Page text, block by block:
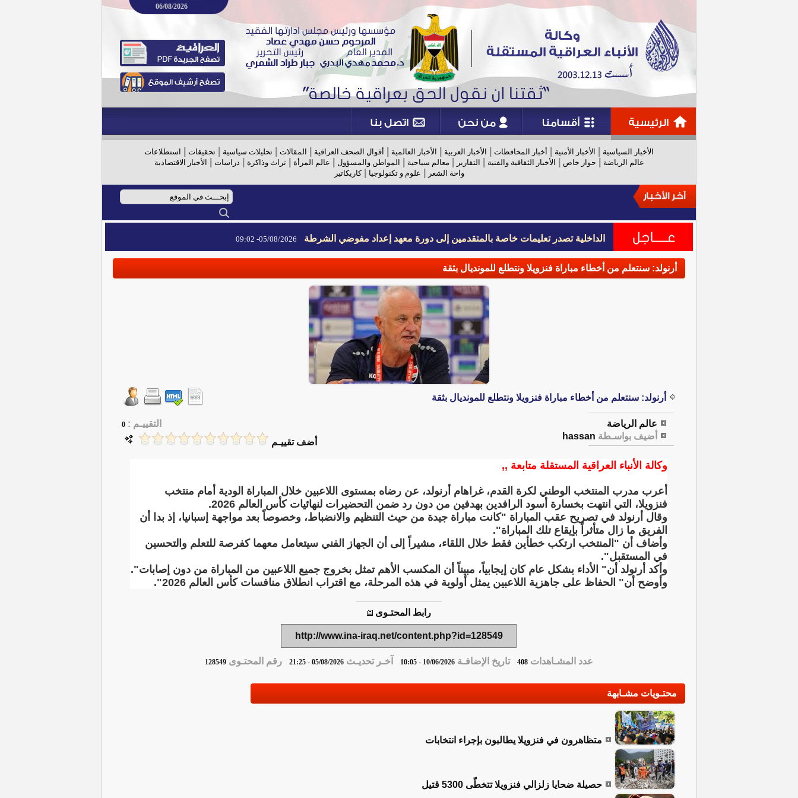
06/08/2026
الأخبار السياسية الأخبار الأمنية أخبار المحافظات الأخبار العربية الأخبار العالمية أقوال الصحف العراقية المقالات تحليلات سياسية تحقيقات
استطلاعات
عالم الرياضة
حوار خاص الأخبار الثقافية والفنية التقارير معالم سياحية المواطن والمسؤول عالم المرأة |تراث وذاكرة دراسات
الأخبار الاقتصادية
واحة الشعر
علوم و تكنولوجيا |كاريكاتير
الداخلية تصدر تعليمات خاصة بالمتقدمين إلى دورة معهد إعداد مفوضي الشرطة 05/08/2026- 09:02
الداخلية تصدر تعليمات خاصة بالمتقدمين إلى دورة معهد إعداد مفوضي الشرطة 05/08/2026- 09:02
أرنولد: سنتعلم من أخطاء مباراة فنزويلا ونتطلع للمونديال بثقة
أرنولد: سنتعلم من أخطاء مباراة فنزويلا ونتطلع للمونديال بثقة
عالم الرياضة التقييـم : 0
أضيف بواسـطة hassan
أضف تقييـم
وكالة الأنباء العراقية المستقلة متابعة ,,
أعرب مدرب المنتخب الوطني لكرة القدم، غراهام أرنولد، عن رضاه بمستوى اللاعبين خلال المباراة الودية أمام منتخب
فنزويلا، التي انتهت بخسارة أسود الرافدين بهدفين من دون رد ضمن التحضيرات لنهائيات كأس العالم 2026.
وقال أرنولد في تصريح عقب المباراة "كانت مباراة جيدة من حيث التنظيم والانضباط، وخصوصاً بعد مواجهة إسبانيا، إذ بدا أن
الفريق ما زال متأثراً بإيقاع تلك المباراة".
وأضاف أن "المنتخب ارتكب خطأين فقط خلال اللقاء، مشيراً إلى أن الجهاز الفني سيتعامل معهما كفرصة للتعلم والتحسين
في المستقبل".
وأكد أرنولد أن" الأداء بشكل عام كان إيجابياً، مبيناً أن المكسب الأهم تمثل بخروج جميع اللاعبين من المباراة من دون إصابات".
وأوضح أن" الحفاظ على جاهزية اللاعبين يمثل أولوية في هذه المرحلة، مع اقتراب انطلاق منافسات كأس العالم 2026".
رابط المحتـوى
http://www.ina-iraq.net/content.php?id=128549
عدد المشـاهدات408 تاريخ الإضافـة10/06/2026 - 10:05 آخـر تحديـث05/08/2026 - 21:25 رقم المحتـوى128549
محتـويات مشـابهة
متظاهرون في فنزويلا يطالبون بإجراء انتخابات
حصيلة ضحايا زلزالي فنزويلا تتخطّى 5300 قتيل